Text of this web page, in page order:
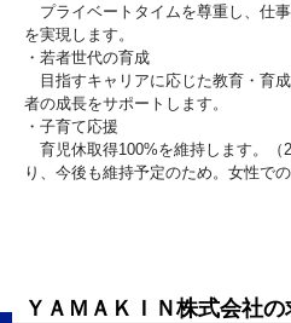
プライベートタイムを尊重し、仕
を実現します。
・若者世代の育成
目指すキャリアに応じた教育・育
者の成長をサポートします。
・子育て応援
育児休取得100%を維持します。（
り、今後も維持予定のため。女性での
ＹＡＭＡＫＩＮ株式会社の